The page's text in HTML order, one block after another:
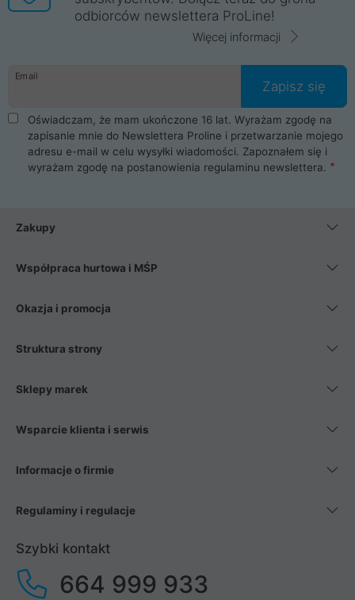
odbiorców newslettera ProLine!
Więcej informacji
Email
Zapisz się
Oświadczam, że mam ukończone 16 lat. Wyrażam zgodę na
zapisanie mnie do Newslettera Proline i przetwarzanie mojego
adresu e-mail w celu wysyłki wiadomości. Zapoznałem się i
wyrażam zgodę na postanowienia regulaminu newslettera.
Zakupy
Współpraca hurtowa i MŚP
Okazja i promocja
Struktura strony
Sklepy marek
Wsparcie klienta i serwis
Informacje o firmie
Regulaminy i regulacje
Szybki kontakt
664 999 933